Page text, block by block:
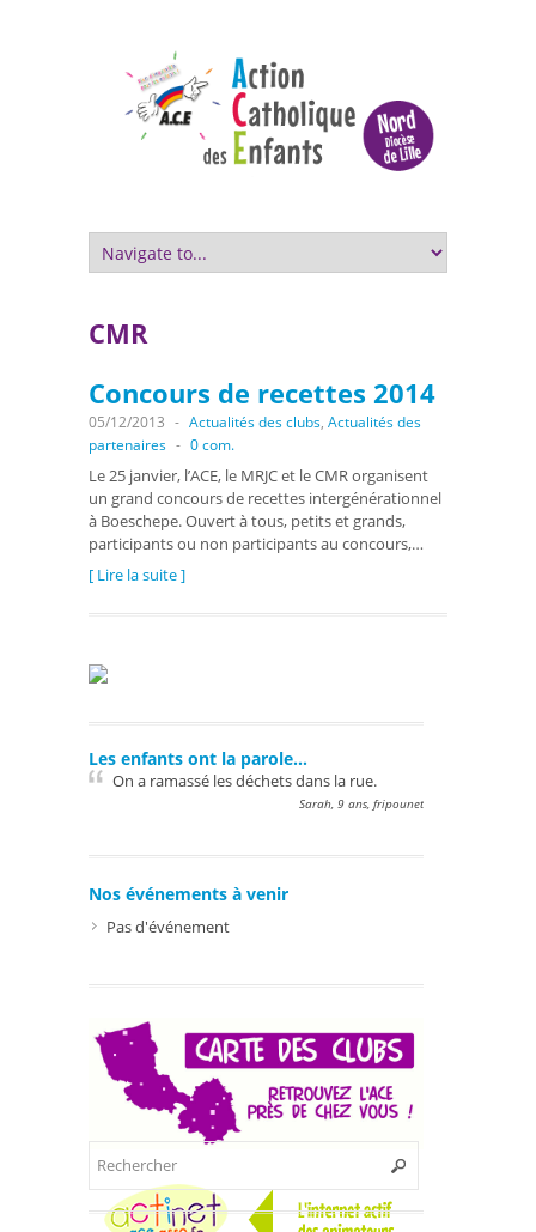
CMR
Concours de recettes 2014
05/12/2013 - Actualités des clubs, Actualités des
partenaires - 0 com.
Le 25 janvier, l’ACE, le MRJC et le CMR organisent
un grand concours de recettes intergénérationnel
à Boeschepe. Ouvert à tous, petits et grands,
participants ou non participants au concours,…
[ Lire la suite ]
Les enfants ont la parole…
On a ramassé les déchets dans la rue.
Sarah, 9 ans, fripounet
Nos événements à venir
Pas d'événement